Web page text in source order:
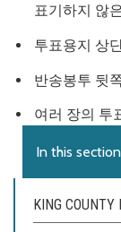
표기하지 않
투표용지 상
반송봉투 뒷
여러 장의 투
In this section
KING